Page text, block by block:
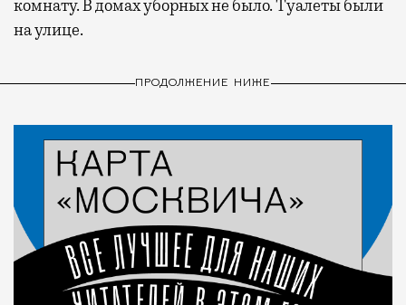
комнату. В домах уборных не было. Туалеты были
на улице.
ПРОДОЛЖЕНИЕ НИЖЕ